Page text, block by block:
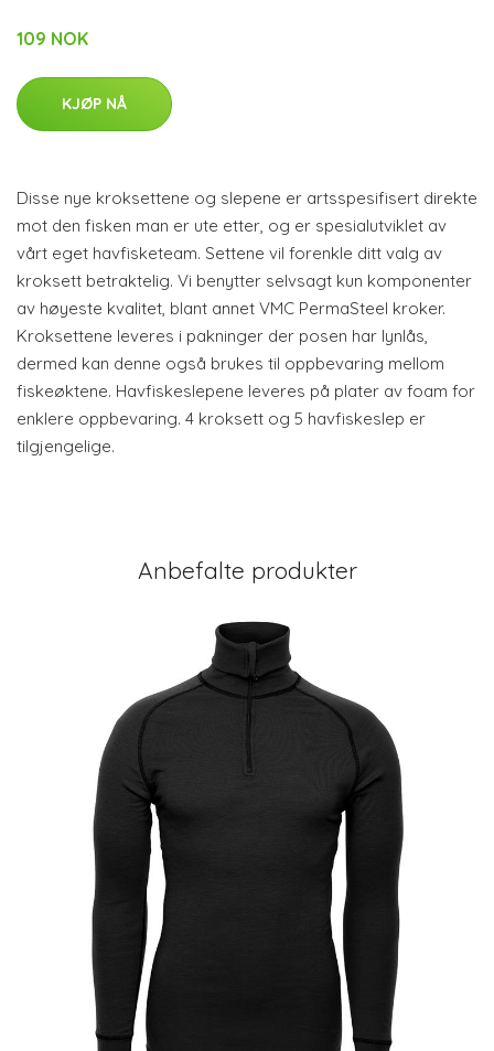
109 NOK
KJØP NÅ
Disse nye kroksettene og slepene er artsspesifisert direkte
mot den fisken man er ute etter, og er spesialutviklet av
vårt eget havfisketeam. Settene vil forenkle ditt valg av
kroksett betraktelig. Vi benytter selvsagt kun komponenter
av høyeste kvalitet, blant annet VMC PermaSteel kroker.
Kroksettene leveres i pakninger der posen har lynlås,
dermed kan denne også brukes til oppbevaring mellom
fiskeøktene. Havfiskeslepene leveres på plater av foam for
enklere oppbevaring. 4 kroksett og 5 havfiskeslep er
tilgjengelige.
Anbefalte produkter